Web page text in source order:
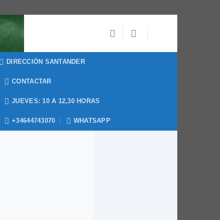
DIRECCIÓN SANTANDER
CONTACTAR
JUEVES: 10 A 12,30 HORAS
+34644743070 WHATSAPP